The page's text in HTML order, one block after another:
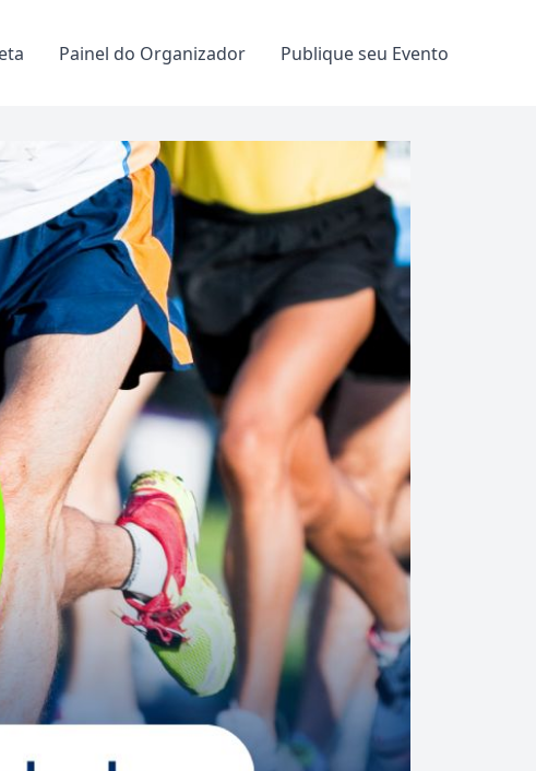
Painel do Organizador Publique seu Evento